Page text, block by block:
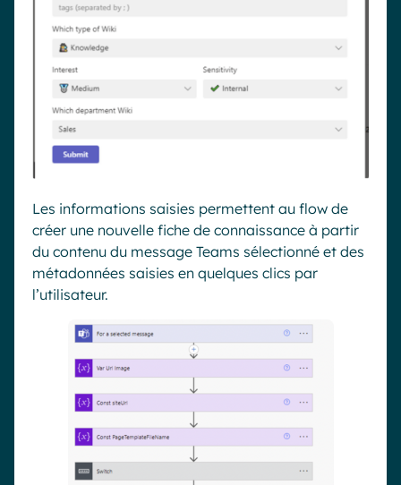
Les informations saisies permettent au flow de
créer une nouvelle fiche de connaissance à partir
du contenu du message Teams sélectionné et des
métadonnées saisies en quelques clics par
l’utilisateur.